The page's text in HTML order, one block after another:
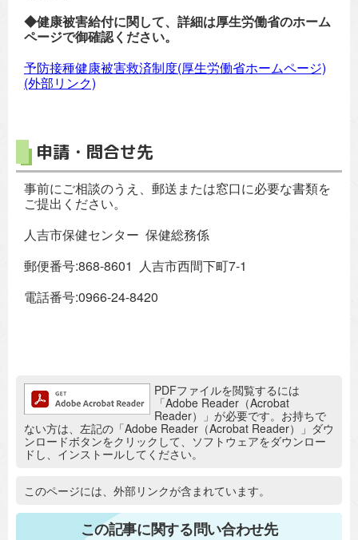
◆健康被害給付に関して、詳細は厚生労働省のホーム
ページで御確認ください。
予防接種健康被害救済制度(厚生労働省ホームページ)
(外部リンク)
申請・問合せ先
事前にご相談のうえ、郵送または窓口に必要な書類を
ご提出ください。
人吉市保健センター 保健総務係
郵便番号:868-8601 人吉市西間下町7-1
電話番号:0966-24-8420
追加情報：PDFファイルPDFファイルを閲覧するには
「Adobe Reader（Acrobat
Reader）」が必要です。お持ちで
ない方は、左記の「Adobe Reader（Acrobat Reader）」ダウ
ンロードボタンをクリックして、ソフトウェアをダウンロー
ドし、インストールしてください。
追加情報：外部リンク
このページには、外部リンクが含まれています。
この記事に関する問い合わせ先